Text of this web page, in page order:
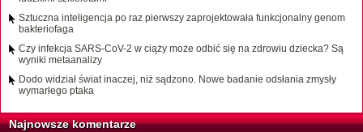
Sztuczna inteligencja po raz pierwszy zaprojektowała funkcjonalny genom
bakteriofaga
Czy infekcja SARS-CoV-2 w ciąży może odbić się na zdrowiu dziecka? Są
wyniki metaanalizy
Dodo widział świat inaczej, niż sądzono. Nowe badanie odsłania zmysły
wymarłego ptaka
Najnowsze komentarze